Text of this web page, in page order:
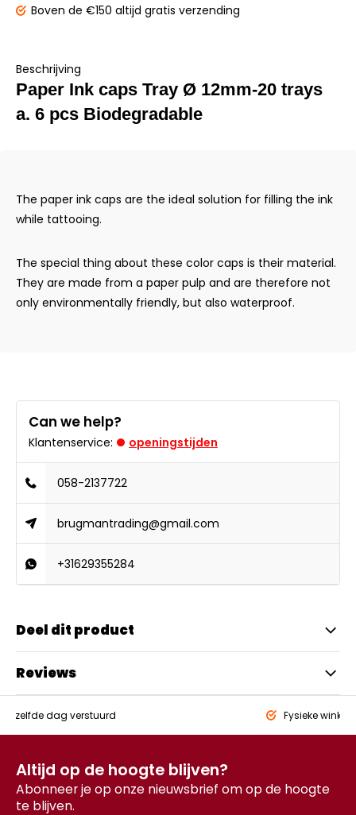
Boven de €150 altijd gratis verzending
Beschrijving
Paper Ink caps Tray Ø 12mm-20 trays
a. 6 pcs Biodegradable
The paper ink caps are the ideal solution for filling the ink
while tattooing.
The special thing about these color caps is their material.
They are made from a paper pulp and are therefore not
only environmentally friendly, but also waterproof.
Can we help?
Klantenservice: openingstijden
058-2137722
brugmantrading@gmail.com
+31629355284
Deel dit product
Reviews
zelfde dag verstuurd Fysieke winkel
Altijd op de hoogte blijven?
Abonneer je op onze nieuwsbrief om op de hoogte
te blijven.